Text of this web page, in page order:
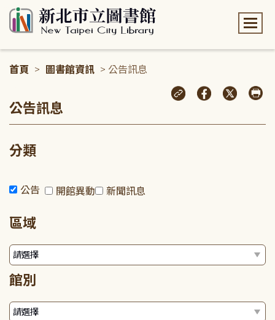
首頁 > 圖書館資訊 > 公告訊息
公告訊息
分類
公告 開館異動 新聞訊息
區域
館別